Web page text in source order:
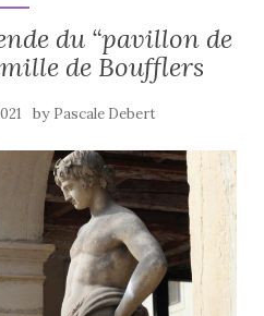
du “pavillon de
de Boufflers
by Pascale Debert